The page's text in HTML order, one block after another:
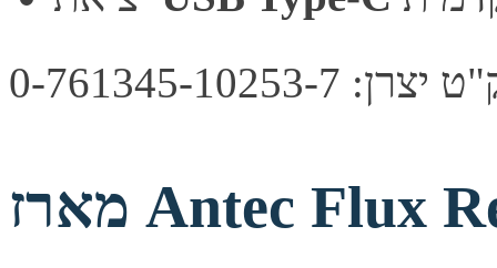
0-761345-10253-7
מארז Antec Flux Rear Mid Tower